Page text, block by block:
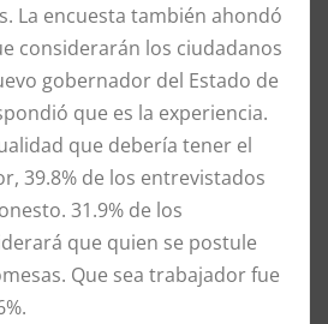
La encuesta también ahondó
considerarán los ciudadanos
gobernador del Estado de
que es la experiencia.
que debería tener el
39.8% de los entrevistados
31.9% de los
que quien se postule
Que sea trabajador fue